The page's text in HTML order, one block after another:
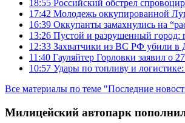
18:55 Российский обстрел
17:42 Молодежь оккупированной
16:39 Оккупанты замахнулись на
13:26 Пустой и разрушенный город:
12:33 Захватчики из ВС РФ убили в
11:40 Гауляйтер Горловки заявил о
10:57 Удары по топливу и
Все материалы по теме "Последние
Милицейский автопарк